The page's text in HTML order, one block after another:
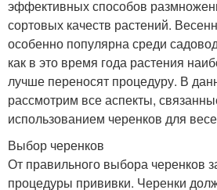
эффективных способов
сортовых качеств растений.
особенно популярна среди
как в это время года растения
лучше переносят процедуру. В
рассмотрим все аспекты,
использованием черенков для
Выбор черенков
От правильного выбора черенков
процедуры прививки. Черенки